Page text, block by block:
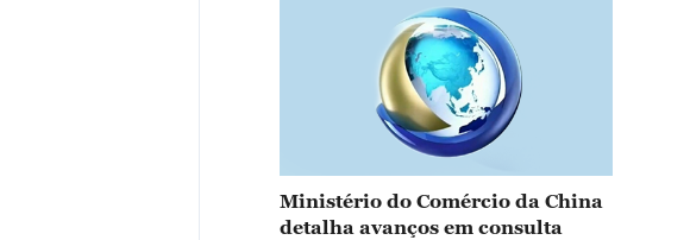
Ministério do Comércio da China
detalha avanços em consulta